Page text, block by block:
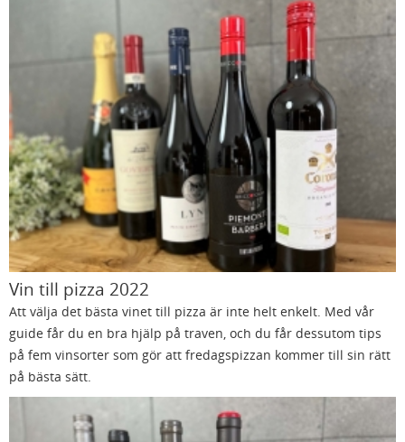
Vin till pizza 2022
Att välja det bästa vinet till pizza är inte helt enkelt. Med vår
guide får du en bra hjälp på traven, och du får dessutom tips
på fem vinsorter som gör att fredagspizzan kommer till sin rätt
på bästa sätt.